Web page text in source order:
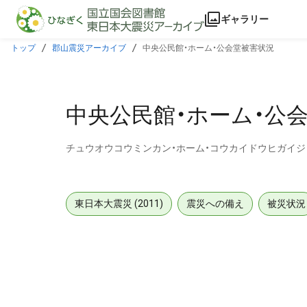
本文に飛ぶ
ギャラリー
トップ 郡山震災アーカイブ 中央公民館・ホーム・公会堂被害状況
中央公民館・ホーム・公
チュウオウコウミンカン・ホーム・コウカイドウヒガイ
東日本大震災 (2011) 震災への備え 被災状況